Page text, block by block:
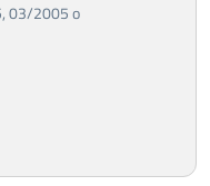
03/2005 o